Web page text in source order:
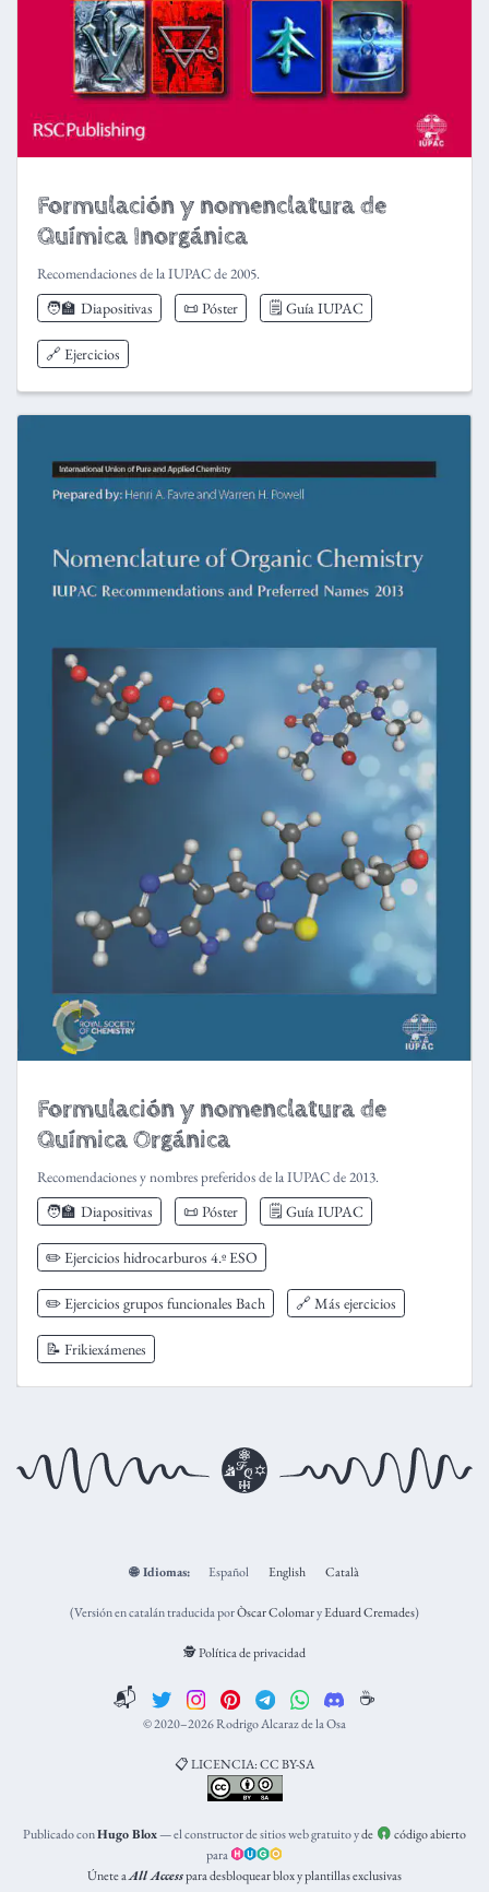
Formulación y nomenclatura de
Química Inorgánica
Recomendaciones de la IUPAC de 2005.
🧑‍🏫 Diapositivas 📜 Póster 🗒️ Guía IUPAC
🔗 Ejercicios
Formulación y nomenclatura de
Química Orgánica
Recomendaciones y nombres preferidos de la IUPAC de 2013.
🧑‍🏫 Diapositivas 📜 Póster 🗒️ Guía IUPAC
✏️ Ejercicios hidrocarburos 4.º ESO
✏️ Ejercicios grupos funcionales Bach 🔗 Más ejercicios
📝 Frikiexámenes
🌐 Idiomas: Español English Català
(Versión en catalán traducida porÒscar ColomaryEduard Cremades)
🕵️ Política de privacidad
📬 ☕️
© 2020–2026 Rodrigo Alcaraz de la Osa
📋 LICENCIA: CC BY-SA
Publicado conHugo Blox— el constructor de sitios web gratuito yde
código abierto
para
Únete aAll Accesspara desbloquear blox y plantillas exclusivas